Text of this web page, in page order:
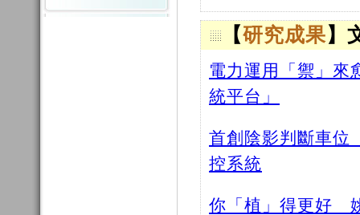
【研究成果 】
電力運用「禦」
統平台」
首創陰影判斷車
控系統
你「植」得更好